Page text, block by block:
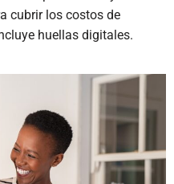
cubrir los costos de
huellas digitales.